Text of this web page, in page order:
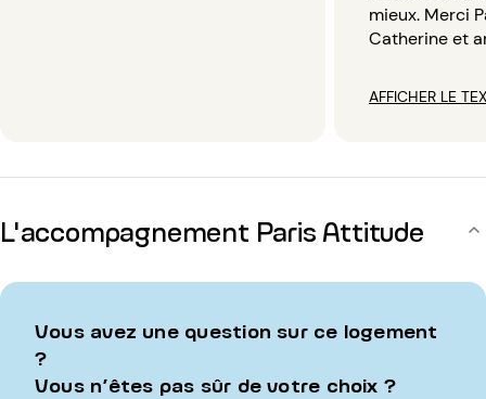
mieux. Merci
Catherine et
AFFICHER LE
L'accompagnement Paris Attitude
Vous avez une question sur ce logement
?
Vous n’êtes pas sûr de votre choix ?